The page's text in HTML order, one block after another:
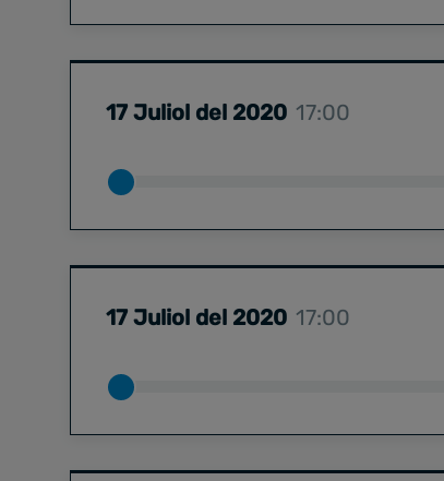
17 Juliol del 2020 17:00
17 Juliol del 2020 17:00